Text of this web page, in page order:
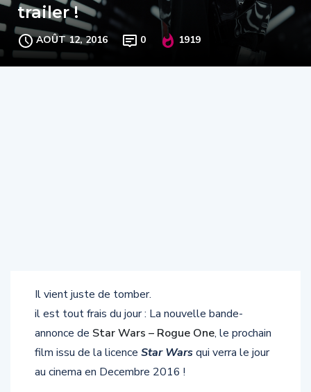
trailer !
AOÛT 12, 2016 0 1919
Il vient juste de tomber.
il est tout frais du jour : La nouvelle bande-
annonce de Star Wars – Rogue One, le prochain
film issu de la licence Star Warsqui verra le jour
au cinema en Decembre 2016 !